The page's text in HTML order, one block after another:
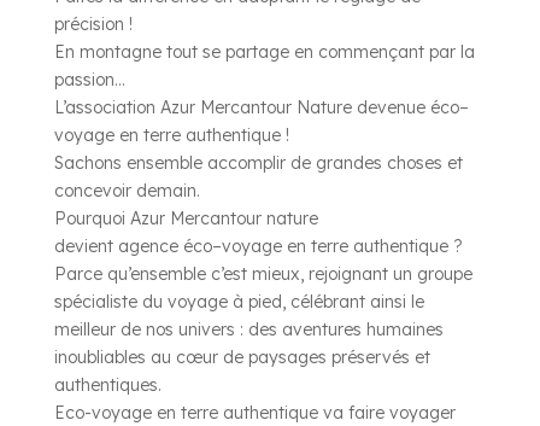
précision !
En montagne tout se partage en commençant par la
passion…
L’association Azur Mercantour Nature devenue éco–
voyage en terre authentique !
Sachons ensemble accomplir de grandes choses et
concevoir demain.
Pourquoi Azur Mercantour nature
devient agence éco–voyage en terre authentique ?
Parce qu’ensemble c’est mieux, rejoignant un groupe
spécialiste du voyage à pied, célébrant ainsi le
meilleur de nos univers : des aventures humaines
inoubliables au cœur de paysages préservés et
authentiques.
Eco-voyage en terre authentique va faire voyager